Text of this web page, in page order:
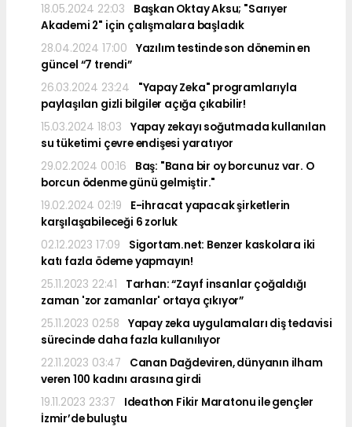
18.05.2024 22:03
Başkan Oktay Aksu; "Sarıyer
Akademi 2" için çalışmalara başladık
28.04.2024 17:00
Yazılım testinde son dönemin en
güncel “7 trendi”
26.03.2024 23:24
"Yapay Zeka" programlarıyla
paylaşılan gizli bilgiler açığa çıkabilir!
15.03.2024 18:03
Yapay zekayı soğutmada kullanılan
su tüketimi çevre endişesi yaratıyor
29.02.2024 00:16
Baş: "Bana bir oy borcunuz var. O
borcun ödenme günü gelmiştir."
19.02.2024 02:19
E-ihracat yapacak şirketlerin
karşılaşabileceği 6 zorluk
02.12.2023 17:09
Sigortam.net: Benzer kaskolara iki
katı fazla ödeme yapmayın!
25.11.2023 22:41
Tarhan: “Zayıf insanlar çoğaldığı
zaman 'zor zamanlar' ortaya çıkıyor”
25.11.2023 02:58
Yapay zeka uygulamaları diş tedavisi
sürecinde daha fazla kullanılıyor
22.11.2023 03:47
Canan Dağdeviren, dünyanın ilham
veren 100 kadını arasına girdi
19.11.2023 23:37
Ideathon Fikir Maratonu ile gençler
İzmir’de buluştu